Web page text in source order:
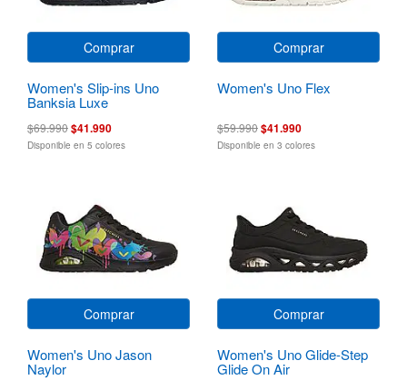
Comprar
Women's Slip-ins Uno
Banksia Luxe
$69.990$41.990
Disponible en 5 colores
Comprar
Women's Uno Flex
$59.990$41.990
Disponible en 3 colores
Comprar
Women's Uno Jason
Naylor
Comprar
Women's Uno Glide-Step
Glide On Air